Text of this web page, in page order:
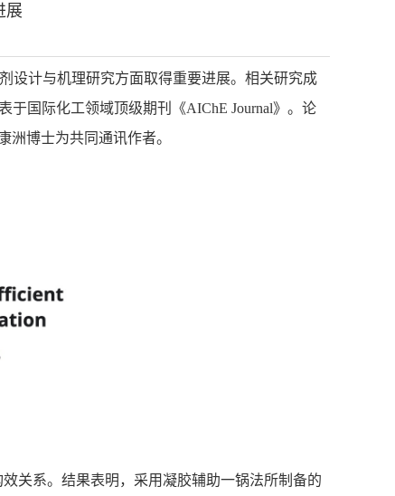
展
设计与机理研究方面取得重要进展。相关研究成
于国际化工领域顶级期刊《AIChE Journal》。论
博士为共同通讯作者。
关系。结果表明，采用凝胶辅助一锅法所制备的